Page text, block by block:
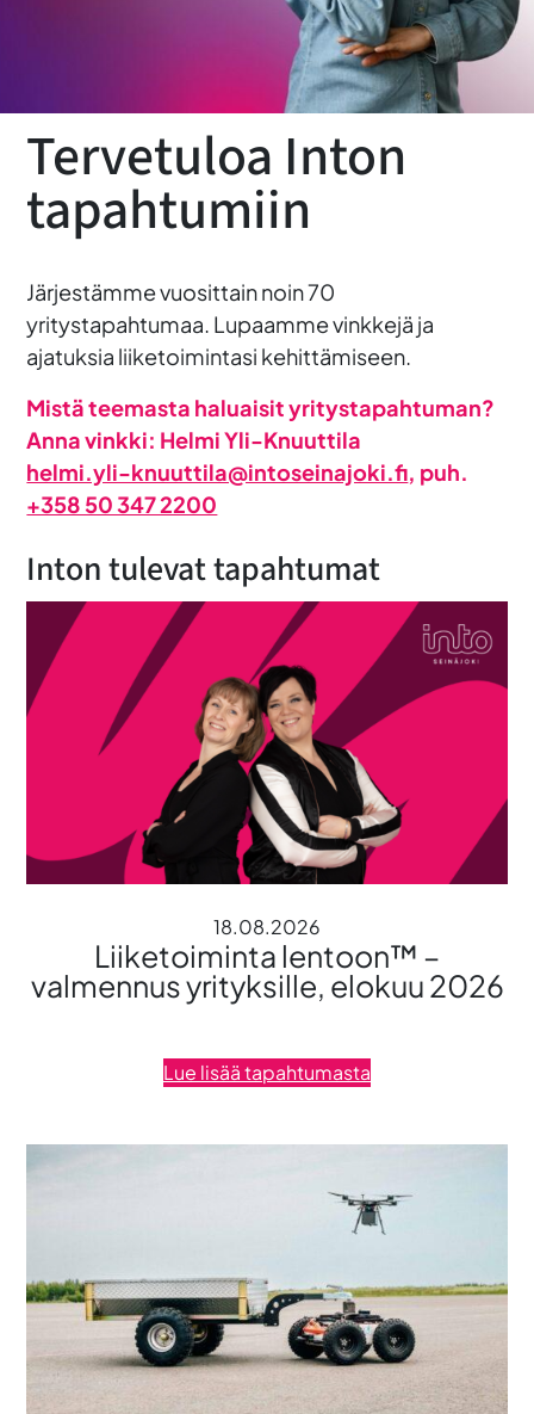
Tervetuloa Inton
tapahtumiin
Järjestämme vuosittain noin 70
yritystapahtumaa. Lupaamme vinkkejä ja
ajatuksia liiketoimintasi kehittämiseen.
Mistä teemasta haluaisit yritystapahtuman?
Anna vinkki: Helmi Yli-Knuuttila
helmi.yli-knuuttila@intoseinajoki.fi, puh.
+358 50 347 2200
Inton tulevat tapahtumat
18.08.2026
Liiketoiminta lentoon™ –
valmennus yrityksille, elokuu 2026
Lue lisää tapahtumasta